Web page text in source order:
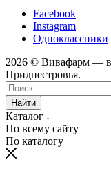
Facebook
Instagram
Одноклассники
2026 © Вивафарм —
Приднестровья.
Найти
Каталог
По всему сайту
По каталогу